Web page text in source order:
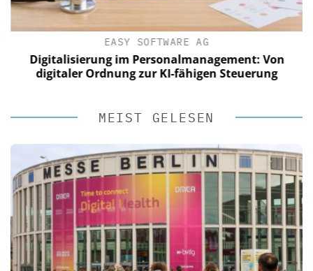
EASY SOFTWARE AG
Digitalisierung im Personalmanagement: Von
digitaler Ordnung zur KI-fähigen Steuerung
MEIST GELESEN